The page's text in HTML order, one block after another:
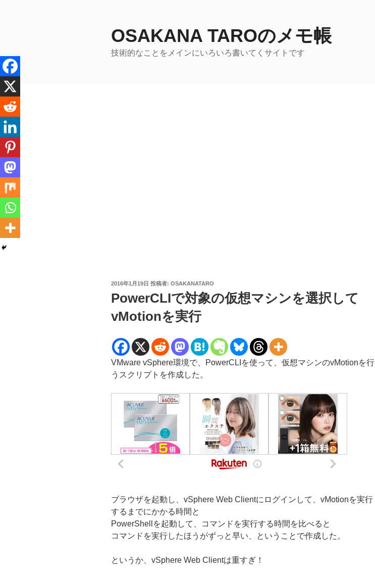
へ
ス
キ
プ
OSAKANA TAROのメモ帳
技術的なことをメインにいろいろ書いてくサイトです
投
日:
2016年1月19日 投稿者: OSAKANATARO
PowerCLIで対象の仮想マシンを選択して
vMotionを実行
VMware vSphere環境で、PowerCLIを使って、仮想マシンのvMotionを行
うスクリプトを作成した。
ブラウザを起動し、vSphere Web Clientにログインして、vMotionを実行
するまでにかかる時間と
PowerShellを起動して、コマンドを実行する時間を比べると
コマンドを実行したほうがずっと早い、ということで作成した。
というか、vSphere Web Clientは重すぎ！